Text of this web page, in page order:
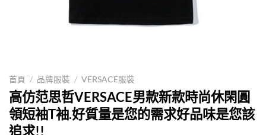
首頁 / 品牌服裝 / VERSACE服裝
高仿范思哲VERSACE男款新款時尚休閑圓
領短袖T袖.好質量是您的需求好品味是您該
追求!!